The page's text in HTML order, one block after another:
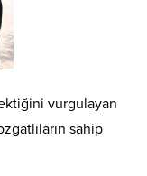
vurgulayan
sahip